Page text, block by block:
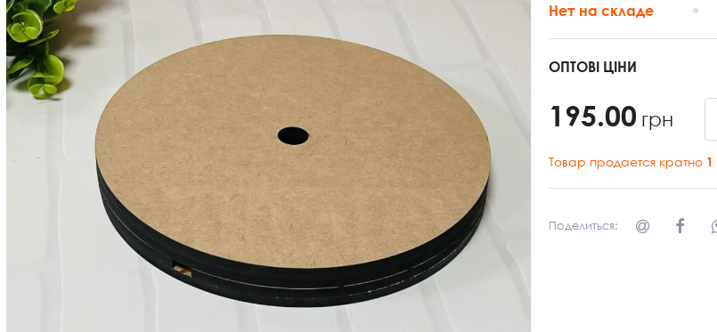
Нет на складе
ОПТОВІ ЦІНИ
195.00 грн
Товар продается кратно 1
Поделиться: